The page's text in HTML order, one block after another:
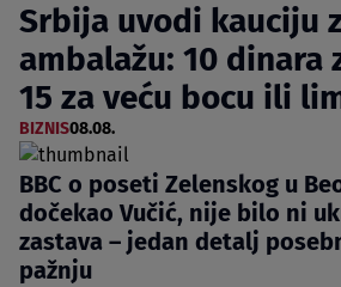
Srbija uvodi kauciju
ambalažu: 10 dinara
15 za veću bocu ili
BIZNIS08.08.
BBC o poseti Zelenskog u
dočekao Vučić, nije bilo ni
zastava – jedan detalj
pažnju